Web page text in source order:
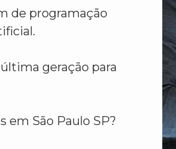
de programação
geração para
em São Paulo SP?